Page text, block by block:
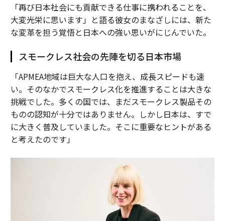
「再び日本社会にも貢献できる仕事に携われることを、
大変光栄に思います」と語る彼女のまなざしには、新た
な変革を担う覚悟と日本への強い思いがにじんでいた。
スモークレス社会の先陣を切る日本市場
「APMEA地域は巨大な人口を抱え、成長スピードも速
い。そのなかでスモークレス化を推進することは大きな
挑戦でした。多くの国では、まだスモークレス製品その
ものの認知が十分ではありません。しかし日本は、すで
に大きく普及していました。そこに重要なヒントがある
と考えたのです」